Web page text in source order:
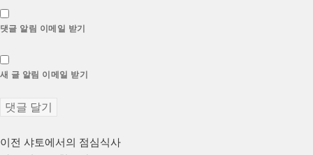
댓글 알림 이메일 받기
새 글 알림 이메일 받기
글
이전 이
샤토에서의 점심식사